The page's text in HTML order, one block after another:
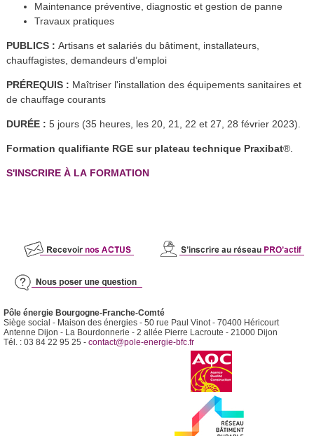
Maintenance préventive, diagnostic et gestion de panne
Travaux pratiques
PUBLICS : Artisans et salariés du bâtiment, installateurs,
chauffagistes, demandeurs d’emploi
PRÉREQUIS : Maîtriser l'installation des équipements sanitaires et
de chauffage courants
DURÉE : 5 jours (35 heures, les 20, 21, 22 et 27, 28 février 2023).
Formation qualifiante RGE sur plateau technique Praxibat®.
S'INSCRIRE À LA FORMATION
Pôle énergie Bourgogne-Franche-Comté
Siège social - Maison des énergies - 50 rue Paul Vinot - 70400 Héricourt
Antenne Dijon - La Bourdonnerie - 2 allée Pierre Lacroute - 21000 Dijon
Tél. : 03 84 22 95 25 - contact@pole-energie-bfc.fr